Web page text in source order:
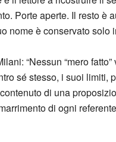
Porte aperte. Il resto è
nome è conservato solo
“Nessun “mero
sé stesso, i suoi limiti,
di una
di ogni